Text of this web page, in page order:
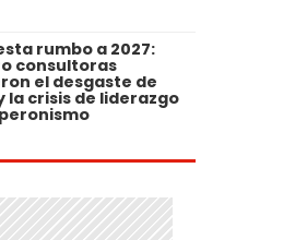
rumbo a 2027:
consultoras
el desgaste de
la crisis de liderazgo